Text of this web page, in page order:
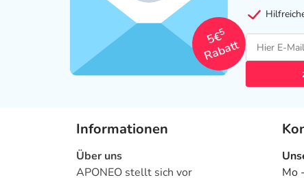
5€
5
Rabatt
Informationen
Über uns
APONEO stellt sich vor
Mo